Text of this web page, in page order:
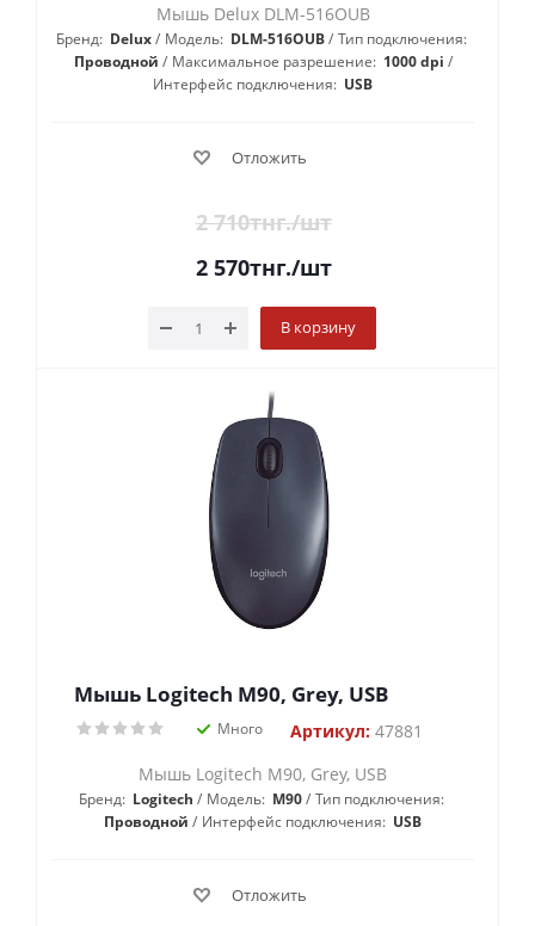
Мышь Delux DLM-516OUB
Бренд: Delux Модель: DLM-516OUB
Тип подключения:
Проводной
Максимальное разрешение: 1000 dpi
Интерфейс подключения: USB
Отложить
2 710тнг./шт
2 570тнг./шт
В корзину
Мышь Logitech M90, Grey, USB
Много Артикул:47881
Мышь Logitech M90, Grey, USB
Бренд: Logitech Модель: M90
Тип подключения:
Проводной
Интерфейс подключения: USB
Отложить